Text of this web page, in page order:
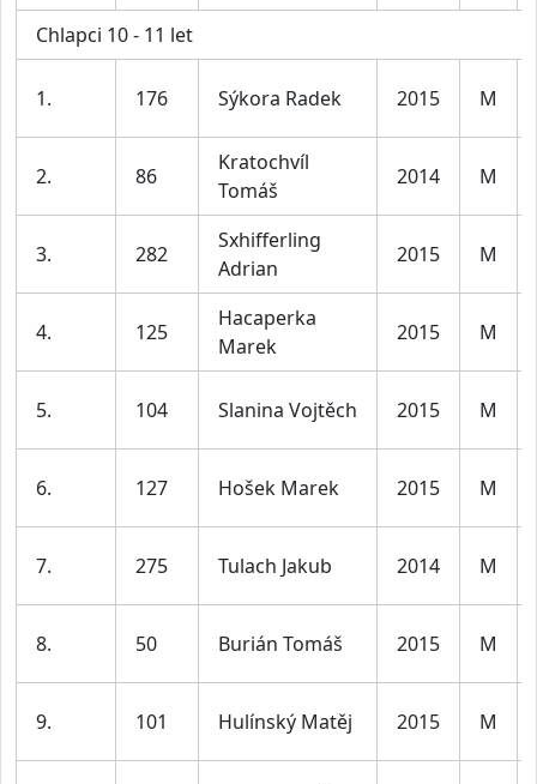
Chlapci 10 - 11 let
1. 176 Sýkora Radek 2015 M
2. 86
Kratochvíl
Tomáš
2014 M
3. 282
Sxhifferling
Adrian
2015 M
4. 125
Hacaperka
Marek
2015 M
5. 104 Slanina Vojtěch 2015 M
6. 127 Hošek Marek 2015 M
7. 275 Tulach Jakub 2014 M
8. 50 Burián Tomáš 2015 M
9. 101 Hulínský Matěj 2015 M